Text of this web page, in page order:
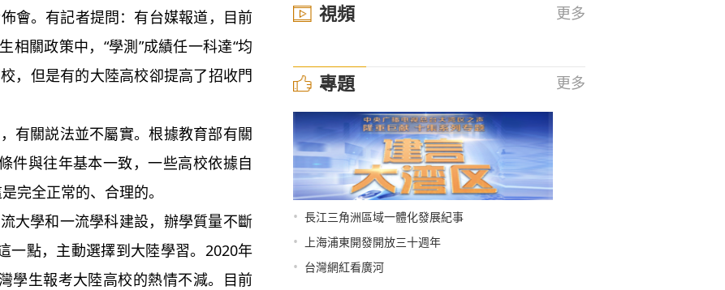
。有記者提問：有台媒報道，目前
相關政策中，“學測”成績任一科達“均
，但是有的大陸高校卻提高了招收門
關説法並不屬實。根據教育部有關
件與往年基本一致，一些高校依據自
完全正常的、合理的。
學和一流學科建設，辦學質量不斷
一點，主動選擇到大陸學習。2020年
學生報考大陸高校的熱情不減。目前
視頻 更多
專題 更多
• 長江三角洲區域一體化發展紀事
• 上海浦東開發開放三十週年
• 台灣網紅看廣河